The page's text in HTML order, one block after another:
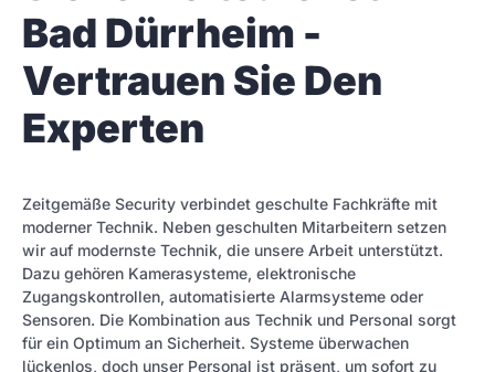
Bad Dürrheim -
Vertrauen Sie Den
Experten
Zeitgemäße Security verbindet geschulte Fachkräfte mit
moderner Technik. Neben geschulten Mitarbeitern setzen
wir auf modernste Technik, die unsere Arbeit unterstützt.
Dazu gehören Kamerasysteme, elektronische
Zugangskontrollen, automatisierte Alarmsysteme oder
Sensoren. Die Kombination aus Technik und Personal sorgt
für ein Optimum an Sicherheit. Systeme überwachen
lückenlos, doch unser Personal ist präsent, um sofort zu